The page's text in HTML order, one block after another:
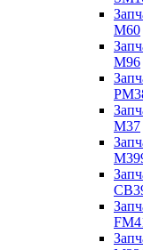
M60
M96
M37